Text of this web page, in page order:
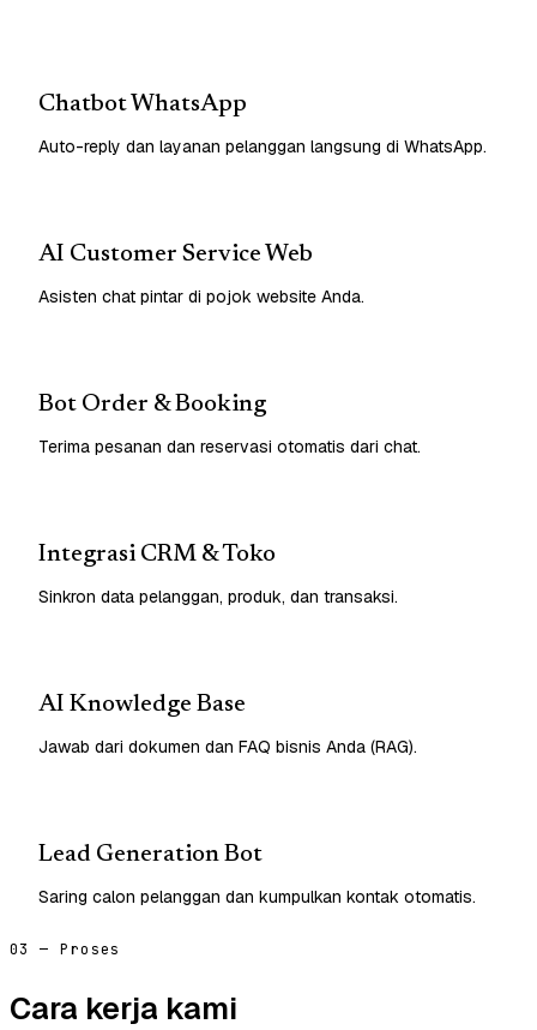
Chatbot WhatsApp
Auto-reply dan layanan pelanggan langsung di WhatsApp.
AI Customer Service Web
Asisten chat pintar di pojok website Anda.
Bot Order & Booking
Terima pesanan dan reservasi otomatis dari chat.
Integrasi CRM & Toko
Sinkron data pelanggan, produk, dan transaksi.
AI Knowledge Base
Jawab dari dokumen dan FAQ bisnis Anda (RAG).
Lead Generation Bot
Saring calon pelanggan dan kumpulkan kontak otomatis.
03 — Proses
Cara kerja kami